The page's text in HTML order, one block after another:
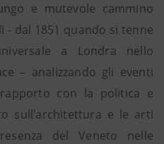
e mutevole cammino
- dal 1851 quando si tenne
a Londra nello
– analizzando gli eventi
con la politica e
sull’architettura e le arti
del Veneto nelle